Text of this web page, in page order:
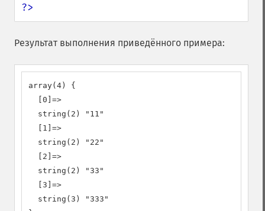
?>
Результат выполнения приведённого примера:
array(4) {
  [0]=>
  string(2) "11"
  [1]=>
  string(2) "22"
  [2]=>
  string(2) "33"
  [3]=>
  string(3) "333"